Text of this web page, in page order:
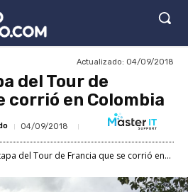
Actualizado: 04/09/2018
del Tour de
corrió en Colombia
04/09/2018
del Tour de Francia que se corrió en...